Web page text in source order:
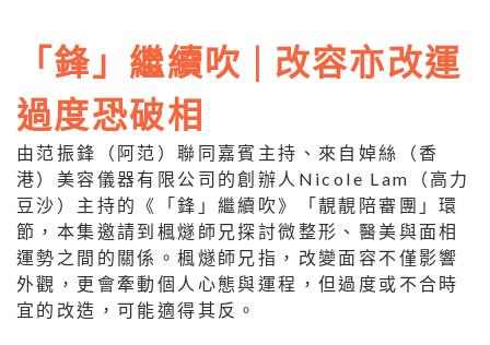
「鋒」繼續吹 | 改容亦改運
過度恐破相
由范振鋒（阿范）聯同嘉賓主持、來自婥絲（香
港）美容儀器有限公司的創辦人Nicole Lam（高力
豆沙）主持的《「鋒」繼續吹》「靚靚陪審團」環
節，本集邀請到楓燧師兄探討微整形、醫美與面相
運勢之間的關係。楓燧師兄指，改變面容不僅影響
外觀，更會牽動個人心態與運程，但過度或不合時
宜的改造，可能適得其反。